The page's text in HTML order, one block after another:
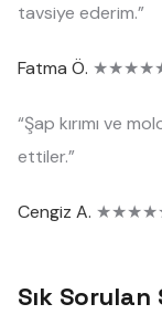
tavsiye ederim.”
Fatma Ö.
“Şap kırımı ve
ettiler.”
Cengiz A.
Sık